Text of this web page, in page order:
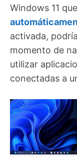
Windows 11 que
activada,
momento de
utilizar
conectadas a